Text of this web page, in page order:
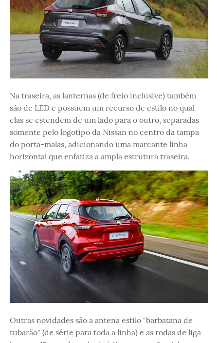
Na traseira, as lanternas (de freio inclusive) também
são de LED e possuem um recurso de estilo no qual
elas se estendem de um lado para o outro, separadas
somente pelo logotipo da Nissan no centro da tampa
do porta-malas, adicionando uma marcante linha
horizontal que enfatiza a ampla estrutura traseira.
Outras novidades são a antena estilo "barbatana de
tubarão" (de série para toda a linha) e as rodas de liga